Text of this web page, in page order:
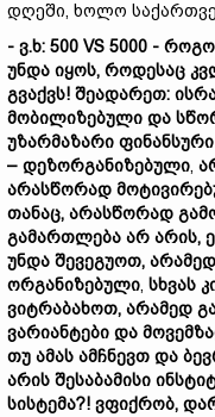
დღეში, ხოლო
- ვ.ხ: 500 VS 5000 -
უნდა იყოს, როდესაც
გვაქვს! შეადარეთ:
მობილიზებული და
უზარმაზარი ფინანსური
– დეზორგანიზებული,
არასწორად
თანაც, არასწორად
გამართლება არ არის,
უნდა შევეგუოთ, არამედ
ორგანიზებული, სხვას
ვიტრაბახოთ, არამედ
ვარიანტები და მოვ
თუ ამას ამჩნევთ და
არის შესაბამისი
სისტემა?! ვფიქრობ,